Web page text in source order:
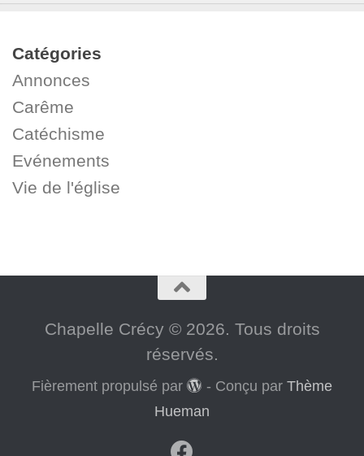
Catégories
Annonces
Carême
Catéchisme
Evénements
Vie de l'église
Chapelle Crécy © 2026. Tous droits
réservés.
Fièrement propulsé par - Conçu par Thème
Hueman